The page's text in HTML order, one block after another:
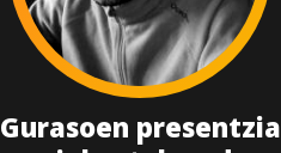
Gurasoen presentzia